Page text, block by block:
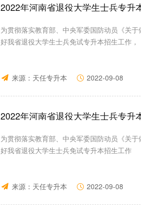
2022年河南省退役大学生士兵专升
为贯彻落实教育部、中央军委国防动员《关
好我省退役大学生士兵免试专升本招生工作，
来源： 天任专升本 2022-09-08
2022年河南省退役大学生士兵专升
为贯彻落实教育部、中央军委国防动员《关
好我省退役大学生士兵免试专升本招生工作
来源： 天任专升本 2022-09-08